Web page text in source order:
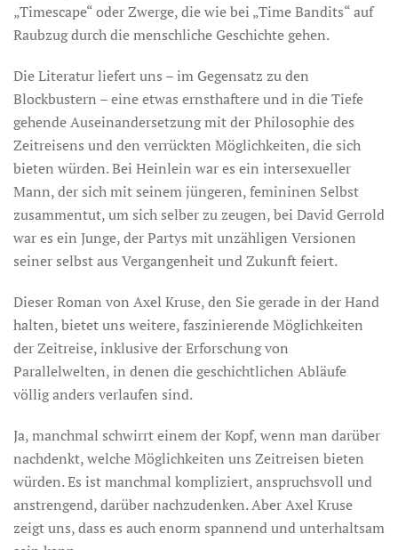
„Timescape“ oder Zwerge, die wie bei „Time Bandits“ auf
Raubzug durch die menschliche Geschichte gehen.
Die Literatur liefert uns – im Gegensatz zu den
Blockbustern – eine etwas ernsthaftere und in die Tiefe
gehende Auseinandersetzung mit der Philosophie des
Zeitreisens und den verrückten Möglichkeiten, die sich
bieten würden. Bei Heinlein war es ein intersexueller
Mann, der sich mit seinem jüngeren, femininen Selbst
zusammentut, um sich selber zu zeugen, bei David Gerrold
war es ein Junge, der Partys mit unzähligen Versionen
seiner selbst aus Vergangenheit und Zukunft feiert.
Dieser Roman von Axel Kruse, den Sie gerade in der Hand
halten, bietet uns weitere, faszinierende Möglichkeiten
der Zeitreise, inklusive der Erforschung von
Parallelwelten, in denen die geschichtlichen Abläufe
völlig anders verlaufen sind.
Ja, manchmal schwirrt einem der Kopf, wenn man darüber
nachdenkt, welche Möglichkeiten uns Zeitreisen bieten
würden. Es ist manchmal kompliziert, anspruchsvoll und
anstrengend, darüber nachzudenken. Aber Axel Kruse
zeigt uns, dass es auch enorm spannend und unterhaltsam